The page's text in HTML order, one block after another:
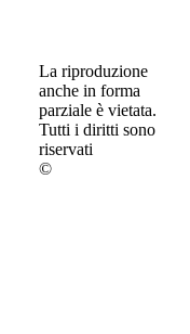
La riproduzione
anche in forma
parziale è vietata.
Tutti i diritti sono
riservati
©